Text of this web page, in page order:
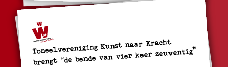
Toneelvereniging Kunst naar Kracht
brengt “de bende van vier keer zeuventig"